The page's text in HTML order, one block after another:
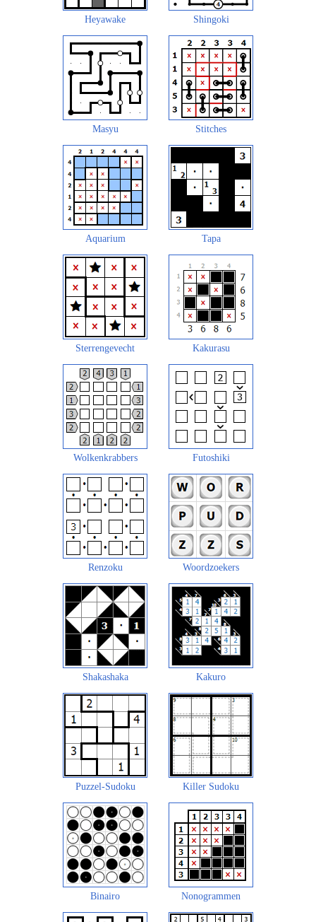
Heyawake Shingoki
Masyu Stitches
Aquarium Tapa
Sterrengevecht Kakurasu
Wolkenkrabbers Futoshiki
Renzoku Woordzoekers
Shakashaka Kakuro
Puzzel-Sudoku Killer Sudoku
Binairo Nonogrammen